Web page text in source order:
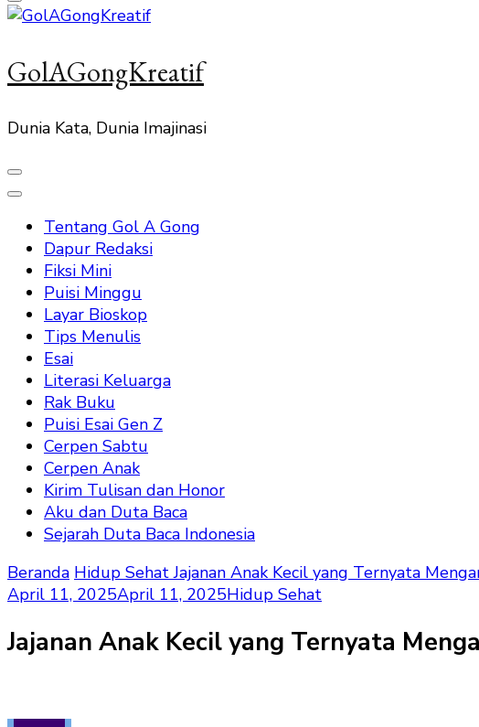
GolAGongKreatif
Dunia Kata, Dunia Imajinasi
Tentang Gol A Gong
Dapur Redaksi
Fiksi Mini
Puisi Minggu
Layar Bioskop
Tips Menulis
Esai
Literasi Keluarga
Rak Buku
Puisi Esai Gen Z
Cerpen Sabtu
Cerpen Anak
Kirim Tulisan dan Honor
Aku dan Duta Baca
Sejarah Duta Baca Indonesia
Beranda Hidup SehatJajanan Anak Kecil yang Ternyata
April 11, 2025April 11, 2025Hidup Sehat
Jajanan Anak Kecil yang Ternyata